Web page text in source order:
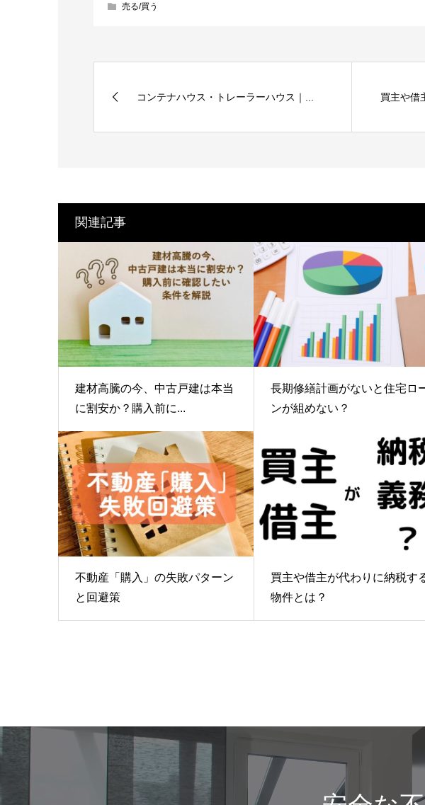
売る/買う
コンテナハウス・トレーラーハウス｜... 買主や借
関連記事
建材高騰の今、中古戸建は本当
に割安か？購入前に...
長期修繕計画がないと住宅ロ
ンが組めない？
不動産「購入」の失敗パターン
と回避策
買主や借主が代わりに納税す
物件とは？